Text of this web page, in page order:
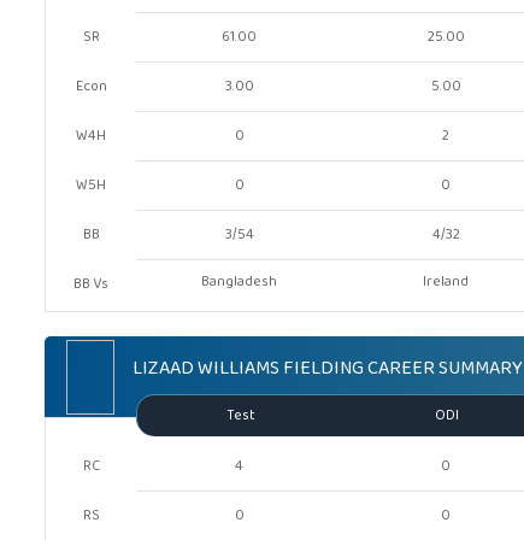
SR
Econ
W4H
W5H
BB
BB Vs
61.00 25.00
3.00 5.00
0 2
0 0
3/54 4/32
Bangladesh
Ireland
LIZAAD WILLIAMS FIELDING CAREER SUMMARY
RC
RS
Test ODI
4 0
0 0